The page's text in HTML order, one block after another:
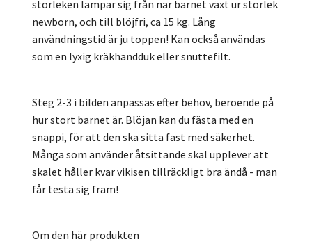
storleken lämpar sig från när barnet växt ur storlek
newborn, och till blöjfri, ca 15 kg. Lång
användningstid är ju toppen! Kan också användas
som en lyxig kräkhandduk eller snuttefilt.
Steg 2-3 i bilden anpassas efter behov, beroende på
hur stort barnet är. Blöjan kan du fästa med en
snappi, för att den ska sitta fast med säkerhet.
Många som använder åtsittande skal upplever att
skalet håller kvar vikisen tillräckligt bra ändå - man
får testa sig fram!
Om den här produkten